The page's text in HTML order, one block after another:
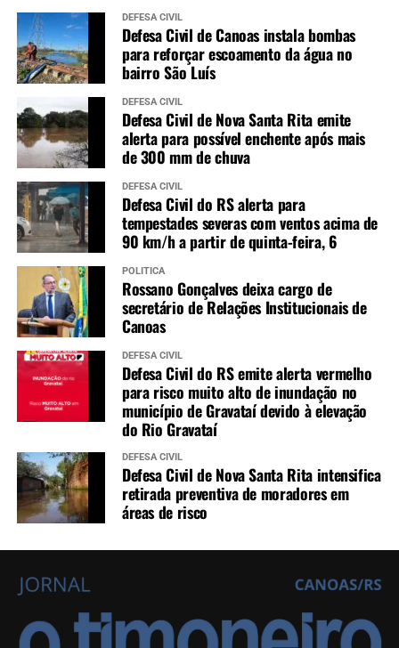
DEFESA CIVIL
Defesa Civil de Canoas instala bombas
para reforçar escoamento da água no
bairro São Luís
DEFESA CIVIL
Defesa Civil de Nova Santa Rita emite
alerta para possível enchente após mais
de 300 mm de chuva
DEFESA CIVIL
Defesa Civil do RS alerta para
tempestades severas com ventos acima de
90 km/h a partir de quinta-feira, 6
POLÍTICA
Rossano Gonçalves deixa cargo de
secretário de Relações Institucionais de
Canoas
DEFESA CIVIL
Defesa Civil do RS emite alerta vermelho
para risco muito alto de inundação no
município de Gravataí devido à elevação
do Rio Gravataí
DEFESA CIVIL
Defesa Civil de Nova Santa Rita intensifica
retirada preventiva de moradores em
áreas de risco